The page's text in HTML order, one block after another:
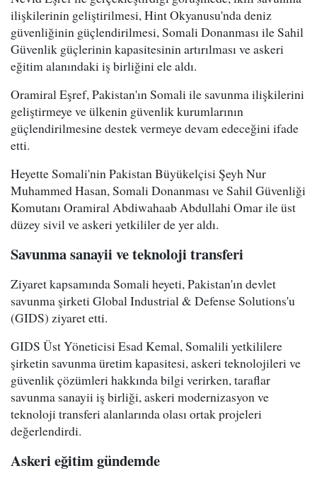
ilişkilerinin geliştirilmesi, Hint Okyanusu'nda deniz
güvenliğinin güçlendirilmesi, Somali Donanması ile Sahil
Güvenlik güçlerinin kapasitesinin artırılması ve askeri
eğitim alanındaki iş birliğini ele aldı.
Oramiral Eşref, Pakistan'ın Somali ile savunma ilişkilerini
geliştirmeye ve ülkenin güvenlik kurumlarının
güçlendirilmesine destek vermeye devam edeceğini ifade
etti.
Heyette Somali'nin Pakistan Büyükelçisi Şeyh Nur
Muhammed Hasan, Somali Donanması ve Sahil Güvenliği
Komutanı Oramiral Abdiwahaab Abdullahi Omar ile üst
düzey sivil ve askeri yetkililer de yer aldı.
Savunma sanayii ve teknoloji transferi
Ziyaret kapsamında Somali heyeti, Pakistan'ın devlet
savunma şirketi Global Industrial & Defense Solutions'u
(GIDS) ziyaret etti.
GIDS Üst Yöneticisi Esad Kemal, Somalili yetkililere
şirketin savunma üretim kapasitesi, askeri teknolojileri ve
güvenlik çözümleri hakkında bilgi verirken, taraflar
savunma sanayii iş birliği, askeri modernizasyon ve
teknoloji transferi alanlarında olası ortak projeleri
değerlendirdi.
Askeri eğitim gündemde